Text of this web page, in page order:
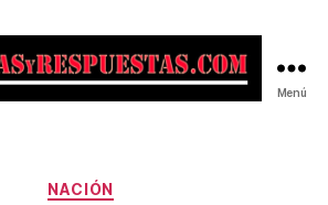
Menú
Categorías
NACIÓN